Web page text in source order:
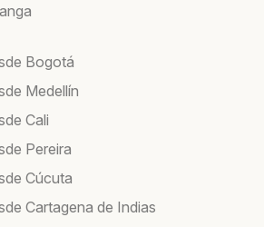
Bogotá
Medellín
Cali
Pereira
Cúcuta
Cartagena de Indias